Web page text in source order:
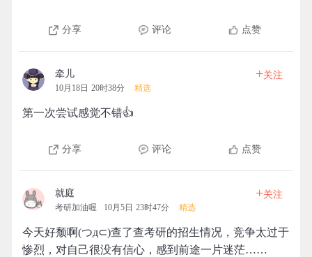
分享 评论 点赞
牵儿
10月18日 20时38分 精选
+关注
第一次尝试感觉不错👍
分享 评论 点赞
就庭
考研加油喔 10月5日 23时47分 精选
+关注
今天好颓啊(つд⊂)查了查考研的招生情况，竞争太过于
惨烈，对自己很没有信心，感到前途一片迷茫……